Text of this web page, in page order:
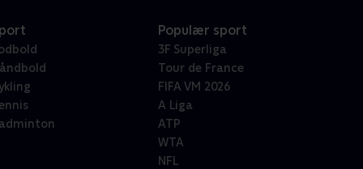
Populær sport
3F Superliga
Tour de France
FIFA VM 2026
A Liga
ATP
WTA
NFL